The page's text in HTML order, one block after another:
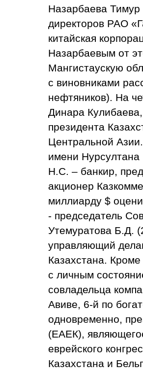
Назарбаева Тимур
директоров РАО
китайская
Назарбаевым от
Мангистаускую
с виновниками
нефтяников). На
Динара
президента
Центральной
имени
Н.С. – банкир,
акционер
миллиарду $
- председатель
Утемуратова Б.Д.
управляющий
Казахстана.
с личным
совладельца
Авиве, 6-й по
одновременно,
(ЕАЕК),
еврейского
Казахстана и